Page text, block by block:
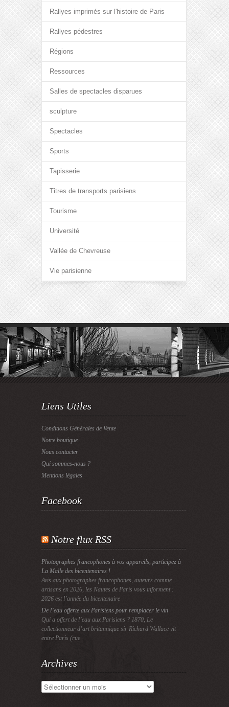
Rallyes imprimés sur l'histoire de Paris
Rallyes pédestres
Régions
Ressources
Salles de spectacles disparues
sculpture
Spectacles
Sports
Tapisserie
Titres de transports parisiens
Tourisme
Université
Vallée de Chevreuse
Vie parisienne
Liens Utiles
Conditions Générales de Vente
Notre boutique
Nous contacter
Qui sommes-nous ?
Mentions légales
Facebook
Notre flux RSS
Photographes francophones à vos appareils, participez à
La Malle des bicentenaires !
Avis aux photographes francophones, auteurs comme
artisans en 2026, les Nautes de Paris vous informent :
2026 est l’année du bicentenaire
De l’eau offerte aux Parisiens pour remplacer le vin
Qui a offert de l’eau aux Parisiens ? 1870, Le
collectionneur d’art britannique sir Richard Wallace vit
entre Paris (rue
Archives
Archives